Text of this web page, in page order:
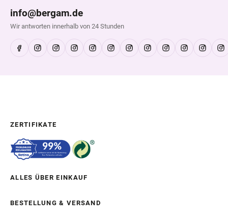
info@bergam.de
Wir antworten innerhalb von 24 Stunden
ZERTIFIKATE
ALLES ÜBER EINKAUF
BESTELLUNG & VERSAND